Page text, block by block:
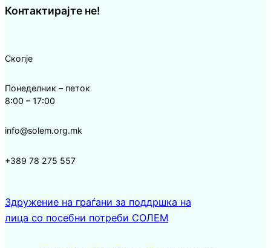
Контактирајте не!
Скопје
Понеделник – петок
8:00 – 17:00
info@solem.org.mk
+389 78 275 557
Здружение на граѓани за поддршка на
лица со посебни потреби СОЛЕМ